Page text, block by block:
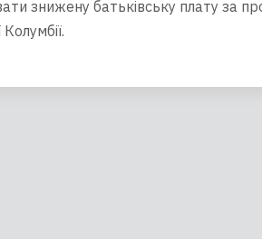
знижену батьківську плату за